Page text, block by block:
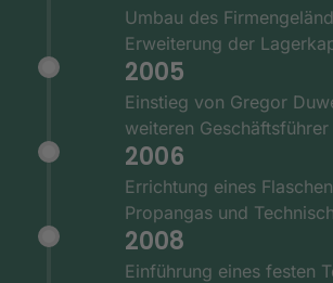
Umbau des
Erweiterung der
2005
Einstieg von Gregor
weiteren Geschäftsführer
2006
Errichtung eines
Propangas und
2008
Einführung eines festen